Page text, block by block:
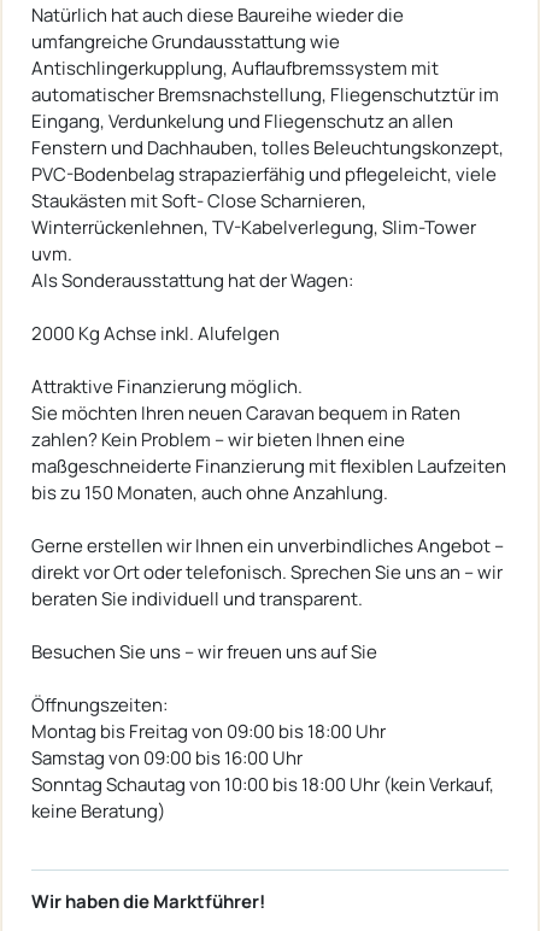
Natürlich hat auch diese Baureihe wieder die
umfangreiche Grundausstattung wie
Antischlingerkupplung, Auflaufbremssystem mit
automatischer Bremsnachstellung, Fliegenschutztür im
Eingang, Verdunkelung und Fliegenschutz an allen
Fenstern und Dachhauben, tolles Beleuchtungskonzept,
PVC-Bodenbelag strapazierfähig und pflegeleicht, viele
Staukästen mit Soft- Close Scharnieren,
Winterrückenlehnen, TV-Kabelverlegung, Slim-Tower
uvm.
Als Sonderausstattung hat der Wagen:
2000 Kg Achse inkl. Alufelgen
Attraktive Finanzierung möglich.
Sie möchten Ihren neuen Caravan bequem in Raten
zahlen? Kein Problem – wir bieten Ihnen eine
maßgeschneiderte Finanzierung mit flexiblen Laufzeiten
bis zu 150 Monaten, auch ohne Anzahlung.
Gerne erstellen wir Ihnen ein unverbindliches Angebot –
direkt vor Ort oder telefonisch. Sprechen Sie uns an – wir
beraten Sie individuell und transparent.
Besuchen Sie uns – wir freuen uns auf Sie
Öffnungszeiten:
Montag bis Freitag von 09:00 bis 18:00 Uhr
Samstag von 09:00 bis 16:00 Uhr
Sonntag Schautag von 10:00 bis 18:00 Uhr (kein Verkauf,
keine Beratung)
Wir haben die Marktführer!